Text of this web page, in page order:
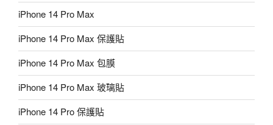
iPhone 14 Pro Max
iPhone 14 Pro Max 保護貼
iPhone 14 Pro Max 包膜
iPhone 14 Pro Max 玻璃貼
iPhone 14 Pro 保護貼